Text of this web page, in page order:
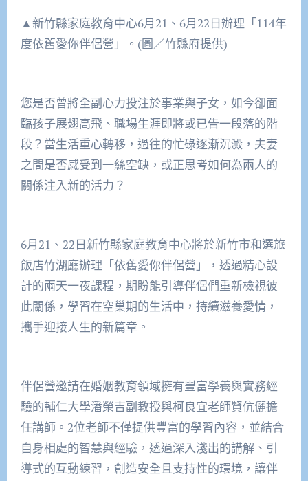
▲新竹縣家庭教育中心6月21、6月22日辦理「114年
度依舊愛你伴侶營」。(圖／竹縣府提供)
您是否曾將全副心力投注於事業與子女，如今卻面
臨孩子展翅高飛、職場生涯即將或已告一段落的階
段？當生活重心轉移，過往的忙碌逐漸沉澱，夫妻
之間是否感受到一絲空缺，或正思考如何為兩人的
關係注入新的活力？
6月21、22日新竹縣家庭教育中心將於新竹市和選旅
飯店竹湖廳辦理「依舊愛你伴侶營」，透過精心設
計的兩天一夜課程，期盼能引導伴侶們重新檢視彼
此關係，學習在空巢期的生活中，持續滋養愛情，
攜手迎接人生的新篇章。
伴侶營邀請在婚姻教育領域擁有豐富學養與實務經
驗的輔仁大學潘榮吉副教授與柯良宜老師賢伉儷擔
任講師。2位老師不僅提供豐富的學習內容，並結合
自身相處的智慧與經驗，透過深入淺出的講解、引
導式的互動練習，創造安全且支持性的環境，讓伴